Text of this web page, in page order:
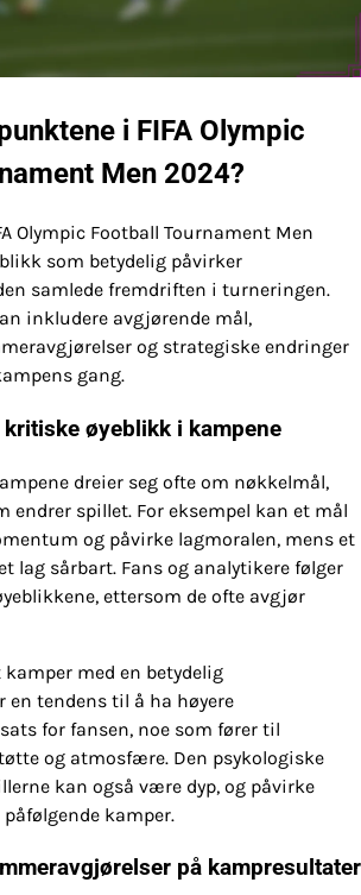
i FIFA Olympic
Men 2024?
Olympic Football Tournament Men
som betydelig påvirker
samlede fremdriften i turneringen.
inkludere avgjørende mål,
og strategiske endringer
gang.
øyeblikk i kampene
dreier seg ofte om nøkkelmål,
endrer spillet. For eksempel kan et mål
og påvirke lagmoralen, mens et
lag sårbart. Fans og analytikere følger
ettersom de ofte avgjør
med en betydelig
en tendens til å ha høyere
for fansen, noe som fører til
og atmosfære. Den psykologiske
kan også være dyp, og påvirke
kamper.
på kampresultater